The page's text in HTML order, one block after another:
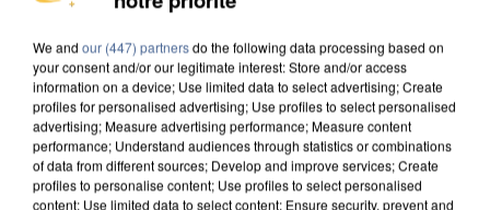
MAFIA INTERPELLÉ EN ALGÉRIE
We and our (447) partnersdo the following data processing based on
your consent and/or our legitimate interest: Store and/or access
information on a device; Use limited data to select advertising; Create
profiles for personalised advertising; Use profiles to select personalised
advertising; Measure advertising performance; Measure content
performance; Understand audiences through statistics or combinations
of data from different sources; Develop and improve services; Create
profiles to personalise content; Use profiles to select personalised
content; Use limited data to select content; Ensure security, prevent and